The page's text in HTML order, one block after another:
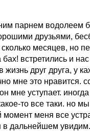
парнем водолеем
друзьями,
месяцев, но
встретились и
друг друга, у
мне это нравится.
мне уступает.
то все таки. но
меня все
в дальнейшем увидим.